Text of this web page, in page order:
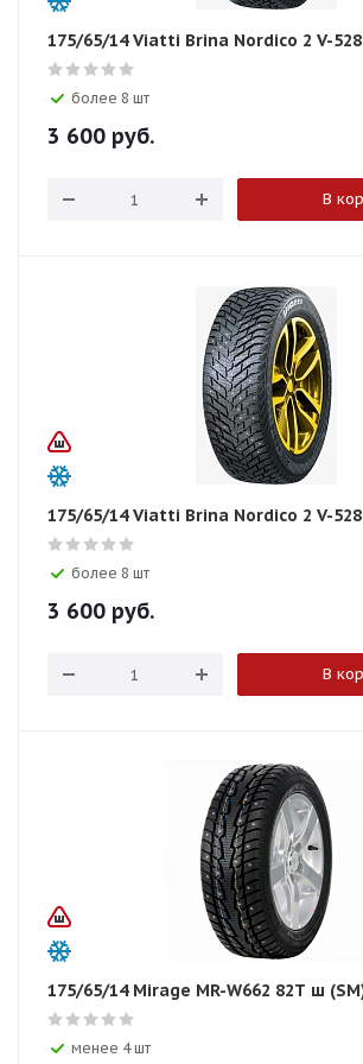
175/65/14 Viatti Brina Nordico 2 V-
более 8 шт
3 600 руб.
В
175/65/14 Viatti Brina Nordico 2 V-
более 8 шт
3 600 руб.
В
175/65/14 Mirage MR-W662 82T ш
менее 4 шт